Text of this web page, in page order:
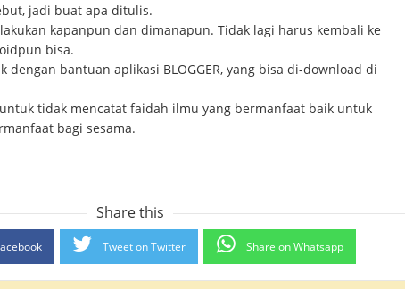
jadi buat apa ditulis.
kapanpun dan dimanapun. Tidak lagi harus kembali ke
bisa.
dengan bantuan aplikasi BLOGGER, yang bisa di-download di
tidak mencatat faidah ilmu yang bermanfaat baik untuk
bagi sesama.
Share this
Tweet on Twitter Share on Whatsapp